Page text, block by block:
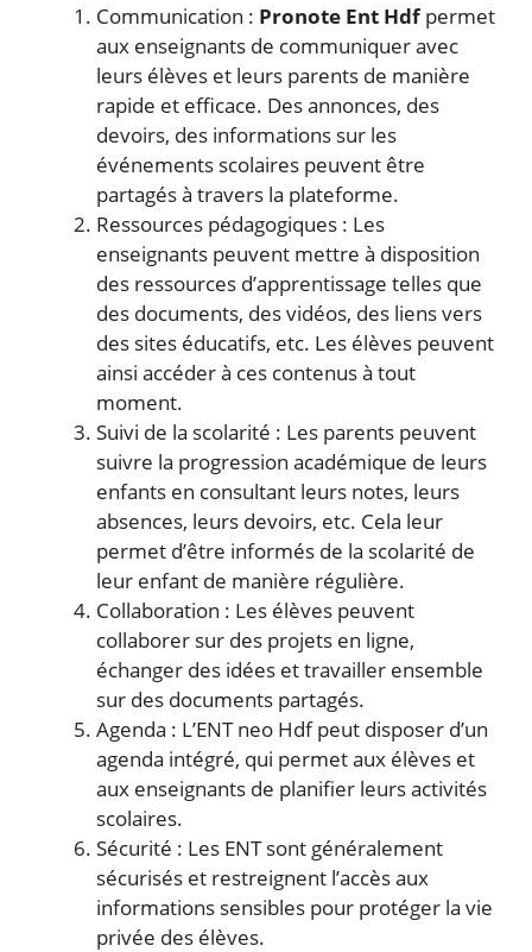
Communication : Pronote Ent Hdfpermet
aux enseignants de communiquer avec
leurs élèves et leurs parents de manière
rapide et efficace. Des annonces, des
devoirs, des informations sur les
événements scolaires peuvent être
partagés à travers la plateforme.
Ressources pédagogiques : Les
enseignants peuvent mettre à disposition
des ressources d’apprentissage telles que
des documents, des vidéos, des liens vers
des sites éducatifs, etc. Les élèves peuvent
ainsi accéder à ces contenus à tout
moment.
Suivi de la scolarité : Les parents peuvent
suivre la progression académique de leurs
enfants en consultant leurs notes, leurs
absences, leurs devoirs, etc. Cela leur
permet d’être informés de la scolarité de
leur enfant de manière régulière.
Collaboration : Les élèves peuvent
collaborer sur des projets en ligne,
échanger des idées et travailler ensemble
sur des documents partagés.
Agenda : L’ENT neo Hdf peut disposer d’un
agenda intégré, qui permet aux élèves et
aux enseignants de planifier leurs activités
scolaires.
Sécurité : Les ENT sont généralement
sécurisés et restreignent l’accès aux
informations sensibles pour protéger la vie
privée des élèves.